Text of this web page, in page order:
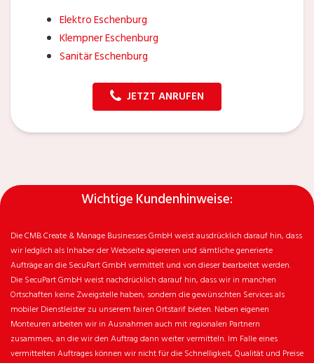
Elektro Eschenburg
Klempner Eschenburg
Sanitär Eschenburg
JETZT ANRUFEN
Wichtige Kundenhinweise:
Die CMB Create & Manage Businesses GmbH weist ausdrücklich darauf hin, dass
wir ledglich als Inhaber der Webseite agiereren und sämtliche generierte
Aufträge an die SecuPart GmbH vermittelt und von dieser bearbeitet werden.
Die SecuPart GmbH weist nachdrücklich darauf hin, dass wir in manchen
Ortschaften keine Zweigstelle haben, sondern die gewünschten Services als
mobiler Dienstleister zu unserem fairen Ortstarif bieten. Neben eigenen
Monteuren arbeiten wir in Ausnahmen auch mit regionalen Partnern
zusammen, an die wir den Auftrag dann weiter vermitteln. Im Falle eines
vermittelten Auftrages können wir nicht für die Schnelligkeit, Qualität und Preise